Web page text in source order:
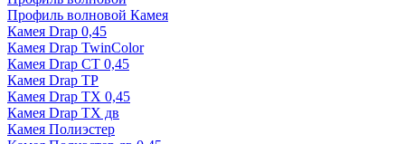
Профиль волновой Камея
Камея Drap 0,45
Камея Drap TwinColor
Камея Drap СТ 0,45
Камея Drap ТР
Камея Drap ТХ 0,45
Камея Drap ТХ дв
Камея Полиэстер